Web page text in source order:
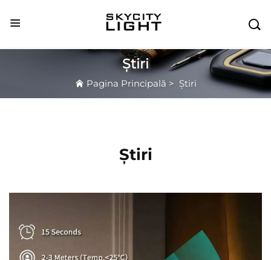

Știri
Pagina Principală > Știri
Știri